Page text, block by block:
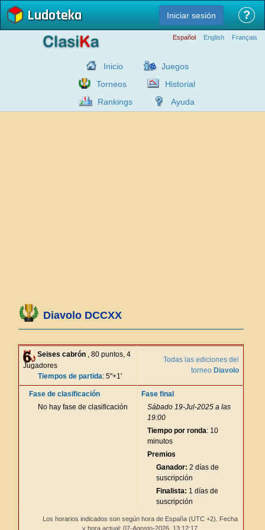
Ludoteka Iniciar sesión ?
Español English Français
Inicio
Juegos
Torneos
Historial
Rankings
Ayuda
Diavolo DCCXX
Seises cabrón , 80 puntos, 4
Jugadores
Tiempos de partida: 5"+1'
Todas las ediciones del
torneo Diavolo
Fase de clasificación
No hay fase de clasificación
Fase final
Sábado 19-Jul-2025 a las
19:00
Tiempo por ronda: 10
minutos
Premios
Ganador: 2 días de
suscripción
Finalista: 1 días de
suscripción
Los horarios indicados son según hora de España (UTC +2). Fecha
y hora actual: 07-Agosto-2026, 13:12:17